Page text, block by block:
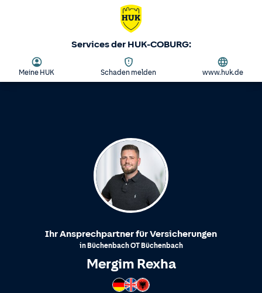
Services der HUK-COBURG:
Meine HUK Schaden melden www.huk.de
Ihr Ansprechpartner für Versicherungen
in BüchenbachOT Büchenbach
Mergim Rexha
Spricht
Deutsch
Englisch
Albanisch